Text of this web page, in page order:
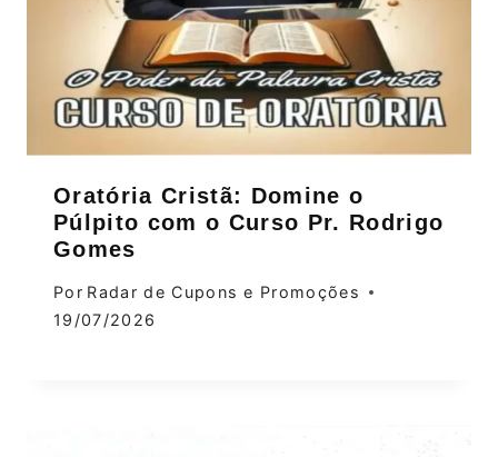
Oratória Cristã: Domine o
Púlpito com o Curso Pr. Rodrigo
Gomes
Por Radar de Cupons e Promoções
19/07/2026